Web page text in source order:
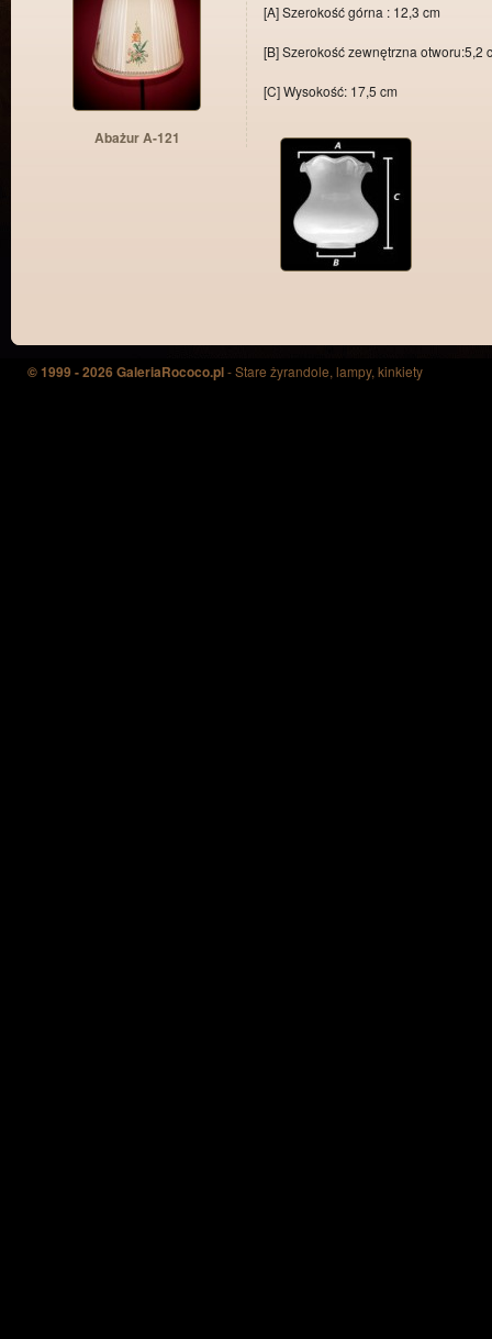
Abażur A-121
[A] Szerokość górna : 12,3 cm
[B] Szerokość zewnętrzna otworu:5,2
[C] Wysokość: 17,5 cm
© 1999 - 2026 GaleriaRococo.pl- Stare żyrandole, lampy, kinkiety